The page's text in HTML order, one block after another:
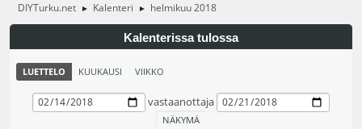
DIYTurku.net ► Kalenteri ► helmikuu 2018
Kalenterissa tulossa
LUETTELO KUUKAUSI VIIKKO
vastaanottaja